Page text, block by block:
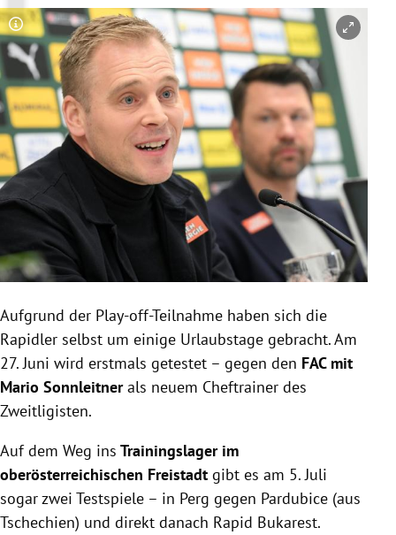
Copyright-Hinweis öffnen/schließen
Aufgrund der Play-off-Teilnahme haben sich die
Rapidler selbst um einige Urlaubstage gebracht. Am
27. Juni wird erstmals getestet – gegen den FAC mit
Mario Sonnleitnerals neuem Cheftrainer des
Zweitligisten.
Auf dem Weg ins Trainingslager im
oberösterreichischen Freistadt gibt es am 5. Juli
sogar zwei Testspiele – in Perg gegen Pardubice (aus
Tschechien) und direkt danach Rapid Bukarest.